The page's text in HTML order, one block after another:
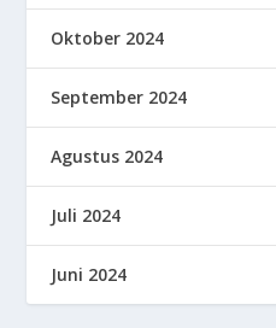
Oktober 2024
September 2024
Agustus 2024
Juli 2024
Juni 2024